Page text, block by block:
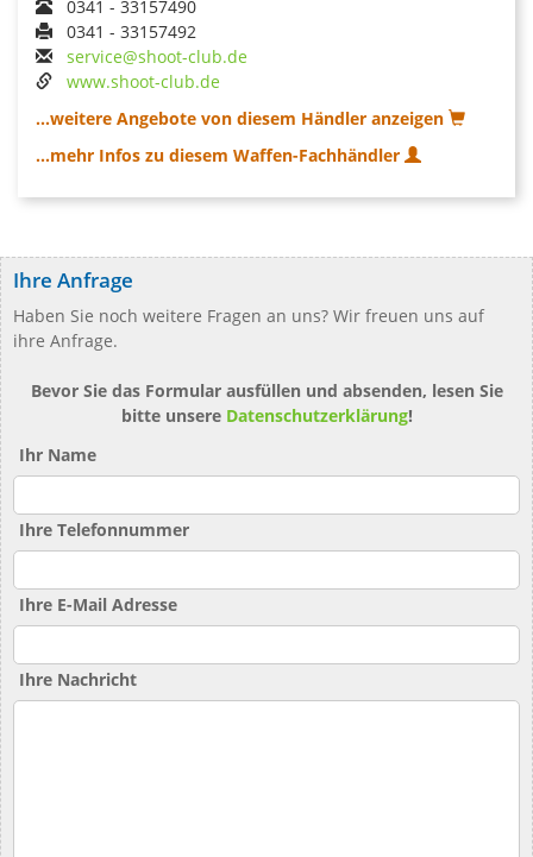
0341 - 33157490
0341 - 33157492
service@shoot-club.de
www.shoot-club.de
...weitere Angebote von diesem Händler anzeigen
...mehr Infos zu diesem Waffen-Fachhändler
Ihre Anfrage
Haben Sie noch weitere Fragen an uns? Wir freuen uns auf
ihre Anfrage.
Bevor Sie das Formular ausfüllen und absenden, lesen Sie
bitte unsere Datenschutzerklärung!
Ihr Name
Ihre Telefonnummer
Ihre E-Mail Adresse
Ihre Nachricht